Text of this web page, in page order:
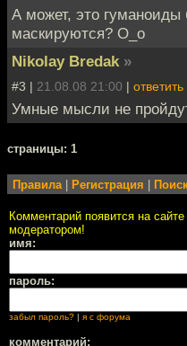
А может, это
маскируются? О_о
Nikolay Bredak »
#3 | 21.08.08 21:00 | ответить
Умные мысли не
cтраницы: 1
Правила Регистрация
Комментарий появится на
модератором!
имя:
пароль:
забыл пароль? | я с форума
комментарий: